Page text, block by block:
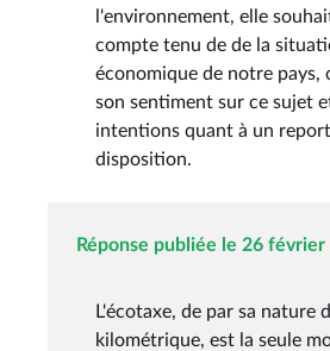
l'environnement, elle
compte tenu de de la
économique de notre pays,
son sentiment sur ce sujet
intentions quant à un
disposition.
Réponse publiée le 26 février
L'écotaxe, de par sa nature
kilométrique, est la seule